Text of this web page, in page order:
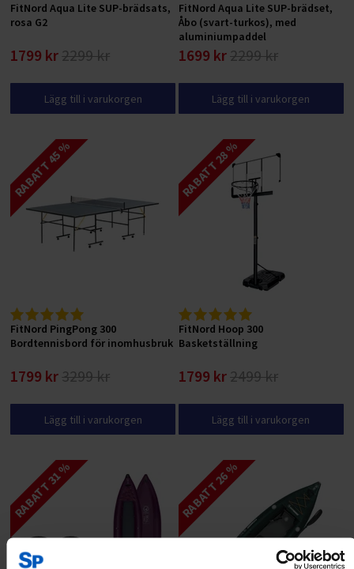
FitNord Aqua Lite SUP-brädsats,
rosa G2
1799 kr 2299 kr
Lägg till i varukorgen
FitNord Aqua Lite SUP-brädset,
Åbo (svart-turkos), med
aluminiumpaddel
1699 kr2299 kr
Lägg till i varukorgen
RABATT 45 %
FitNord PingPong 300
Bordtennisbord för inomhusbruk
1799 kr 3299 kr
Lägg till i varukorgen
RABATT 28 %
FitNord Hoop 300
Basketställning
1799 kr2499 kr
Lägg till i varukorgen
RABATT 31 % RABATT 26 %